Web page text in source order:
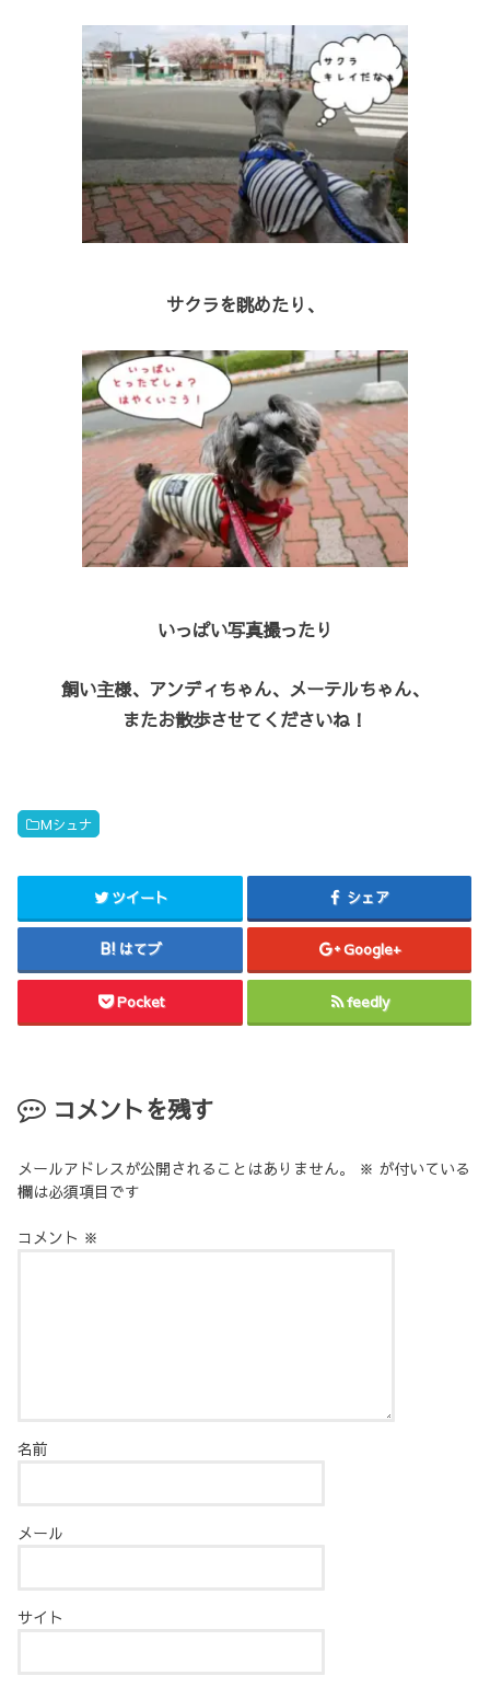
サクラを眺めたり、
いっぱい写真撮ったり
飼い主様、アンディちゃん、メーテルちゃん、
またお散歩させてくださいね！
Mシュナ
ツイート シェア
はてブ Google+
Pocket feedly
コメントを残す
メールアドレスが公開されることはありません。 ※ が付いている
欄は必須項目です
コメント ※
名前
メール
サイト